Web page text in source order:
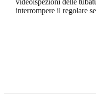
videoispezioni delle
interrompere il regolare